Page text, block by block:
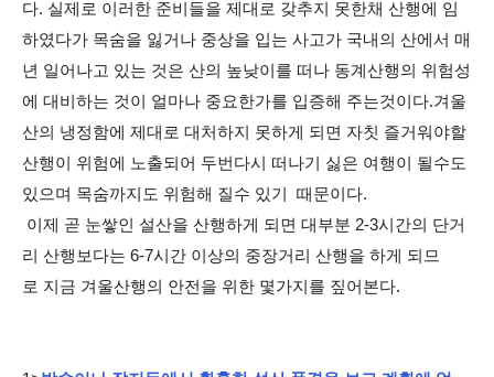
다. 실제로 이러한 준비들을 제대로 갖추지 못한채 산행에 임
하였다가 목숨을 잃거나 중상을 입는 사고가 국내의 산에서 매
년 일어나고 있는 것은 산의 높낮이를 떠나 동계산행의 위험성
에 대비하는 것이 얼마나 중요한가를 입증해 주는것이다.겨울
산의 냉정함에 제대로 대처하지 못하게 되면 자칫 즐거워야할
산행이 위험에 노출되어 두번다시 떠나기 싫은 여행이 될수도
있으며 목숨까지도 위험해 질수 있기 때문이다.
이제 곧 눈쌓인 설산을 산행하게 되면 대부분 2-3시간의 단거
리 산행보다는 6-7시간 이상의 중장거리 산행을 하게 되므
로 지금 겨울산행의 안전을 위한 몇가지를 짚어본다.